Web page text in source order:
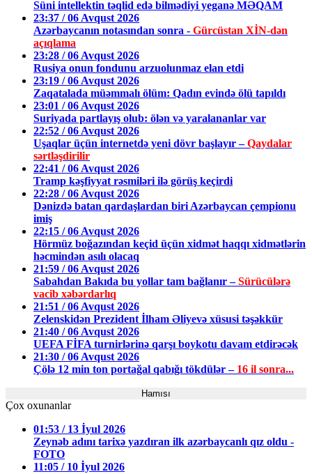
Süni intellektin təqlid edə bilmədiyi yeganə MƏQAM
23:37 / 06 Avqust 2026
Azərbaycanın notasından sonra - Gürcüstan XİN-dən
açıqlama
23:28 / 06 Avqust 2026
Rusiya onun fondunu arzuolunmaz elan etdi
23:19 / 06 Avqust 2026
Zaqatalada müəmmalı ölüm: Qadın evində ölü tapıldı
23:01 / 06 Avqust 2026
Suriyada partlayış olub: ölən və yaralananlar var
22:52 / 06 Avqust 2026
Uşaqlar üçün internetdə yeni dövr başlayır –Qaydalar
sərtləşdirilir
22:41 / 06 Avqust 2026
Tramp kəşfiyyat rəsmiləri ilə görüş keçirdi
22:28 / 06 Avqust 2026
Dənizdə batan qardaşlardan biri Azərbaycan çempionu
imiş
22:15 / 06 Avqust 2026
Hörmüz boğazından keçid üçün xidmət haqqı xidmətlərin
həcmindən asılı olacaq
21:59 / 06 Avqust 2026
Sabahdan Bakıda bu yollar tam bağlanır –Sürücülərə
vacib xəbərdarlıq
21:51 / 06 Avqust 2026
Zelenskidən Prezident İlham Əliyevə xüsusi təşəkkür
21:40 / 06 Avqust 2026
UEFA FİFA turnirlərinə qarşı boykotu davam etdirəcək
21:30 / 06 Avqust 2026
Çölə 12 min ton portağal qabığı tökdülər – 16 il sonra...
Hamısı
Çox oxunanlar
01:53 / 13 İyul 2026
Zeynəb adını tarixə yazdıran ilk azərbaycanlı qız oldu -
FOTO
11:05 / 10 İyul 2026